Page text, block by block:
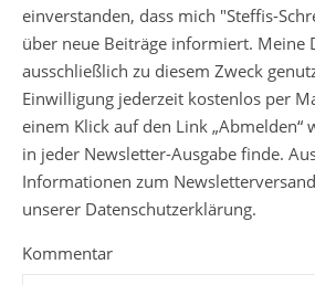
einverstanden, dass mich "Steffis-
über neue Beiträge informiert. Meine
ausschließlich zu diesem Zweck
Einwilligung jederzeit kostenlos per
einem Klick auf den Link „Abmelden“
in jeder Newsletter-Ausgabe finde.
Informationen zum
unserer Datenschutzerklärung.
Kommentar